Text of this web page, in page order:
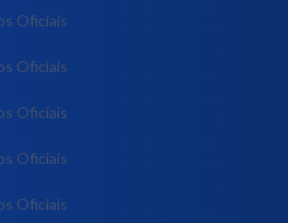
Oficiais
Oficiais
Oficiais
Oficiais
Oficiais